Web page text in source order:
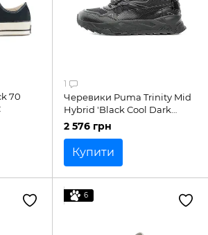
70
1
Черевики Puma Trinity Mid
Hybrid 'Black Cool Dark
Grey'| 39232701
2 576 грн
Купити
6